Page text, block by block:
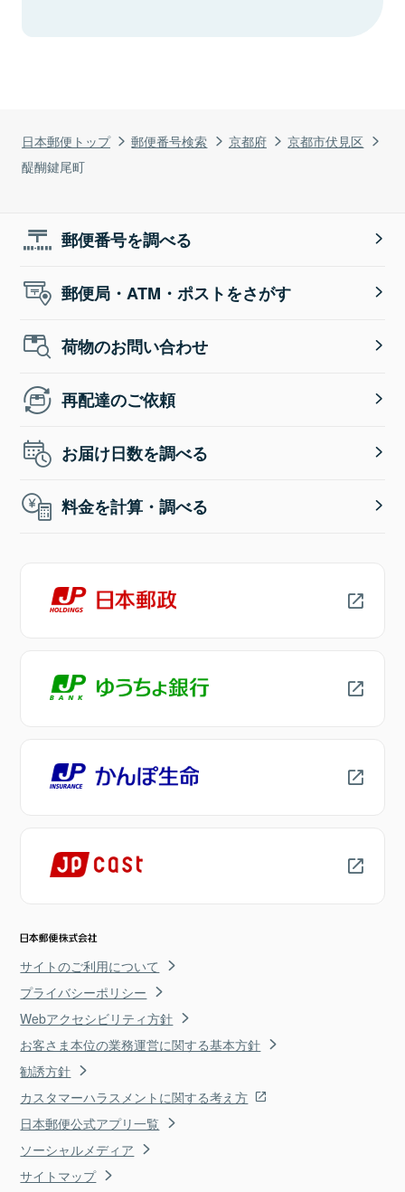
日本郵便トップ 郵便番号検索 京都府
京都市伏見区
醍醐鍵尾町
郵便番号を調べる
郵便局・ATM・ポストをさがす
荷物のお問い合わせ
再配達のご依頼
お届け日数を調べる
料金を計算・調べる
サイトのご利用について
プライバシーポリシー
Webアクセシビリティ方針
お客さま本位の業務運営に関する基本方針
勧誘方針
カスタマーハラスメントに関する考え方
日本郵便公式アプリ一覧
ソーシャルメディア
サイトマップ